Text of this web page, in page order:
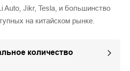
Auto, Jikr, Tesla, и большинство
на китайском рынке.
количество